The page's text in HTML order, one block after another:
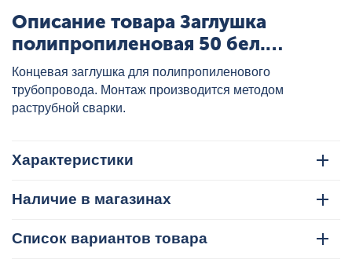
Описание товара Заглушка
полипропиленовая 50 бел.
VALTEC, артикул: VTp.790.0.050
Концевая заглушка для полипропиленового
трубопровода. Монтаж производится методом
раструбной сварки.
Характеристики
Наличие в магазинах
Список вариантов товара